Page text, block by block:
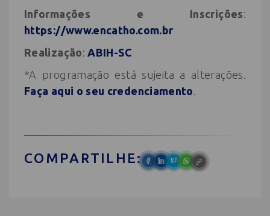
Informações e Inscrições:
https://www.encatho.com.br
Realização:ABIH-SC
*A programação está sujeita a alterações.
Faça aqui o seu credenciamento.
COMPARTILHE: